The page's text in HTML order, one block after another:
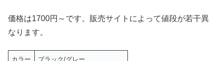
価格は1700円～です。販売サイトによって値段が若干異
なります。
カラー ブラック/グレー